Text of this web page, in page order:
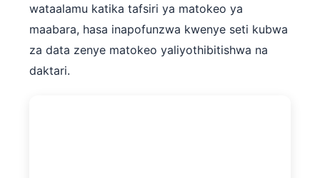
wataalamu katika tafsiri ya matokeo ya
maabara, hasa inapofunzwa kwenye seti kubwa
za data zenye matokeo yaliyothibitishwa na
daktari.